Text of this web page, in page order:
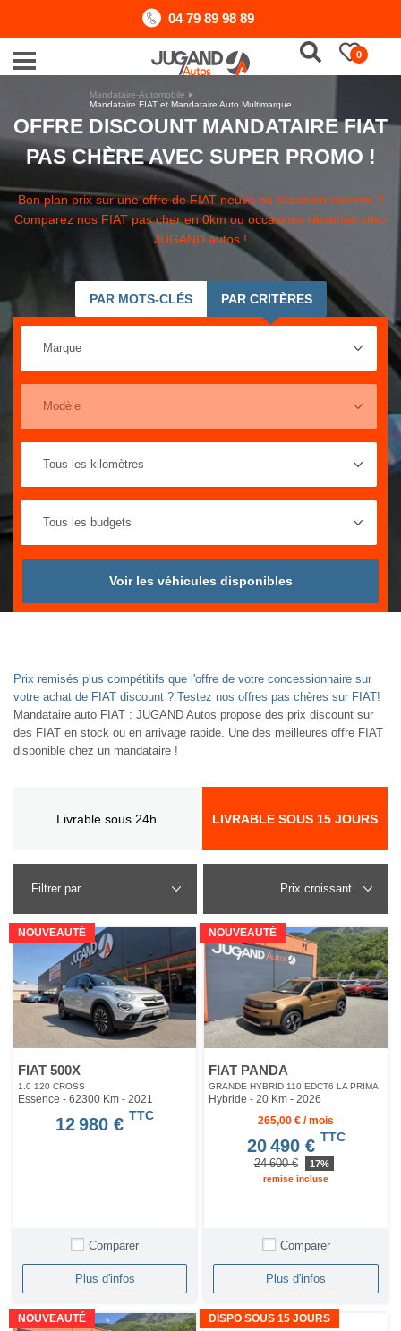
04 79 89 98 89
0
Mandataire-Automobile
Mandataire FIAT et Mandataire Auto Multimarque
OFFRE DISCOUNT MANDATAIRE FIAT
PAS CHÈRE AVEC SUPER PROMO !
Bon plan prix sur une offre de FIAT neuve ou occasion récente ?
Comparez nos FIAT pas cher en 0km ou occasions récentes chez
JUGAND autos !
PAR MOTS-CLÉS PAR CRITÈRES
Voir les véhicules disponibles
Prix remisés plus compétitifs que l'offre de votre concessionnaire sur
votre achat de FIAT discount ? Testez nos offres pas chères sur FIAT!
Mandataire auto FIAT : JUGAND Autos propose des prix discount sur
des FIAT en stock ou en arrivage rapide. Une des meilleures offre FIAT
disponible chez un mandataire !
Livrable sous 24h LIVRABLE SOUS 15 JOURS
Filtrer par
NOUVEAUTÉ
FIAT 500X
1.0 120 CROSS
Essence - 62300 Km - 2021
12 980 € TTC
Comparer
Plus d'infos
NOUVEAUTÉ
FIAT PANDA
GRANDE HYBRID 110 EDCT6 LA PRIMA
Hybride - 20 Km- 2026
265,00 € / mois
20 490 € TTC
24 600 € 17%
remise incluse
Comparer
Plus d'infos
NOUVEAUTÉ DISPO SOUS 15 JOURS